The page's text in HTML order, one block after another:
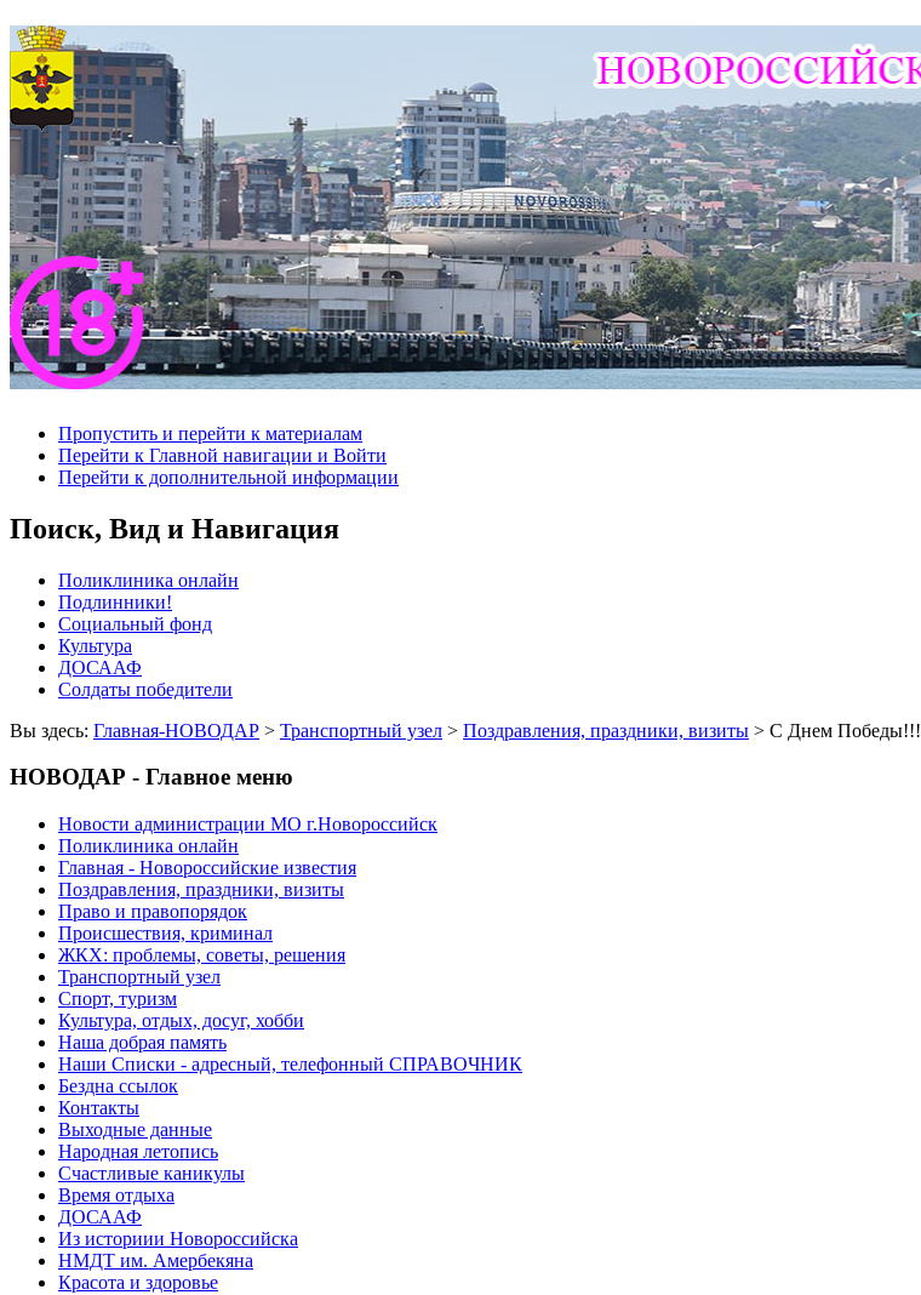
Пропустить и перейти к материалам
Перейти к Главной навигации и Войти
Перейти к дополнительной информации
Поиск, Вид и Навигация
Поликлиника онлайн
Подлинники!
Социальный фонд
Культура
ДОСААФ
Солдаты победители
Вы здесь: Главная-НОВОДАР > Транспортный узел > Поздравления, праздники, визиты > С Днем Победы!!!
НОВОДАР - Главное меню
Новости администрации МО г.Новороссийск
Поликлиника онлайн
Главная - Новороссийские известия
Поздравления, праздники, визиты
Право и правопорядок
Происшествия, криминал
ЖКХ: проблемы, советы, решения
Транспортный узел
Спорт, туризм
Культура, отдых, досуг, хобби
Наша добрая память
Наши Списки - адресный, телефонный СПРАВОЧНИК
Бездна ссылок
Контакты
Выходные данные
Народная летопись
Счастливые каникулы
Время отдыха
ДОСААФ
Из историии Новороссийска
НМДТ им. Амербекяна
Красота и здоровье